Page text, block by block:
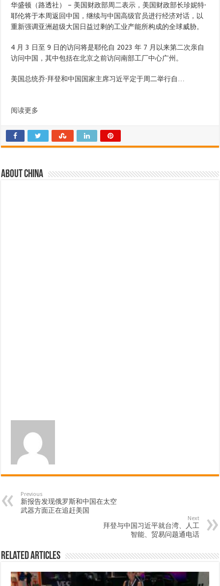
华盛顿（路透社） – 美国财政部周二表示，美国财政部长珍妮特·
耶伦将于本周返回中国，继续与中国高级官员进行经济对话，以
重新强调亚洲超级大国日益过剩的工业产能所构成的全球威胁。
4 月 3 日至 9 日的访问将是耶伦自 2023 年 7 月以来第二次亲自
访问中国，其中包括在北京之前访问南部工厂中心广州。
美国总统乔·拜登和中国国家主席习近平定于周二举行自…
阅读更多
About china
Previous
新报告发现俄罗斯和中国在太空
武器方面正在追赶美国
Next
拜登与中国习近平就台湾、人工
智能、贸易问题通电话
Related Articles